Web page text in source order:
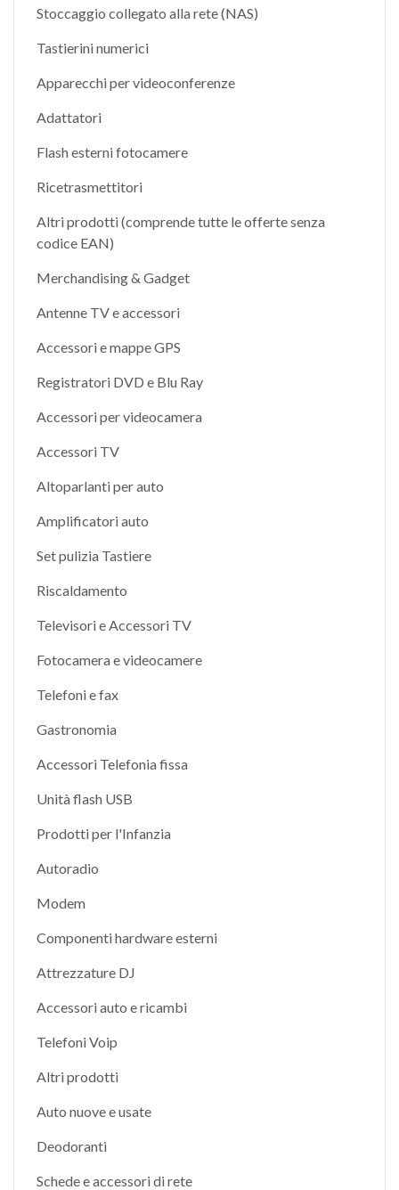
Stoccaggio collegato alla rete (NAS)
Tastierini numerici
Apparecchi per videoconferenze
Adattatori
Flash esterni fotocamere
Ricetrasmettitori
Altri prodotti (comprende tutte le offerte senza
codice EAN)
Merchandising & Gadget
Antenne TV e accessori
Accessori e mappe GPS
Registratori DVD e Blu Ray
Accessori per videocamera
Accessori TV
Altoparlanti per auto
Amplificatori auto
Set pulizia Tastiere
Riscaldamento
Televisori e Accessori TV
Fotocamera e videocamere
Telefoni e fax
Gastronomia
Accessori Telefonia fissa
Unità flash USB
Prodotti per l'Infanzia
Autoradio
Modem
Componenti hardware esterni
Attrezzature DJ
Accessori auto e ricambi
Telefoni Voip
Altri prodotti
Auto nuove e usate
Deodoranti
Schede e accessori di rete